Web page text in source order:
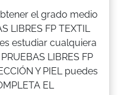
el grado medio
LIBRES FP TEXTIL
estudiar cualquiera
LIBRES FP
Y PIEL puedes
EL